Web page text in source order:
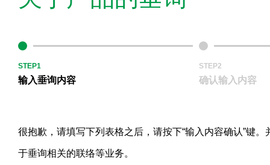
STEP1
输入垂询内容
STEP2
确认输入内容
很抱歉，请填写下列表格之后，请按下“输入内容确认”键
于垂询相关的联络等业务。